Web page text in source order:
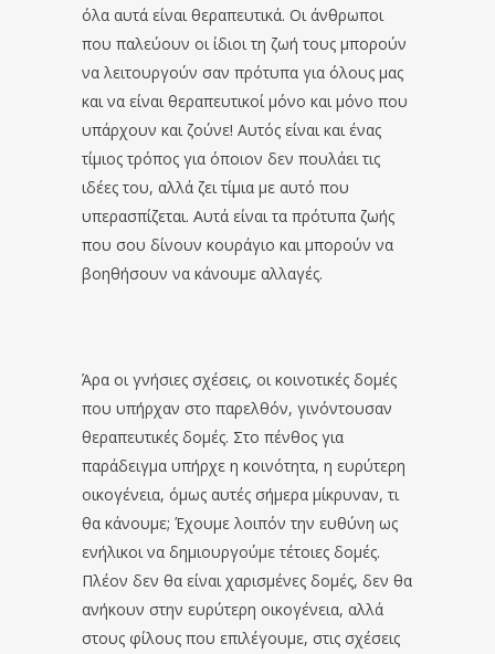
όλα αυτά είναι θεραπευτικά. Οι άνθρωποι
που παλεύουν οι ίδιοι τη ζωή τους μπορούν
να λειτουργούν σαν πρότυπα για όλους μας
και να είναι θεραπευτικοί μόνο και μόνο που
υπάρχουν και ζούνε! Αυτός είναι και ένας
τίμιος τρόπος για όποιον δεν πουλάει τις
ιδέες του, αλλά ζει τίμια με αυτό που
υπερασπίζεται. Αυτά είναι τα πρότυπα ζωής
που σου δίνουν κουράγιο και μπορούν να
βοηθήσουν να κάνουμε αλλαγές.
Άρα οι γνήσιες σχέσεις, οι κοινοτικές δομές
που υπήρχαν στο παρελθόν, γινόντουσαν
θεραπευτικές δομές. Στο πένθος για
παράδειγμα υπήρχε η κοινότητα, η ευρύτερη
οικογένεια, όμως αυτές σήμερα μίκρυναν, τι
θα κάνουμε; Έχουμε λοιπόν την ευθύνη ως
ενήλικοι να δημιουργούμε τέτοιες δομές.
Πλέον δεν θα είναι χαρισμένες δομές, δεν θα
ανήκουν στην ευρύτερη οικογένεια, αλλά
στους φίλους που επιλέγουμε, στις σχέσεις